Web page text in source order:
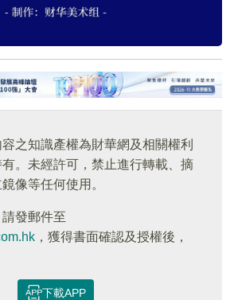
之知識產權為財華網及相關權利
有。未經許可，禁止進行轉載、摘
像等任何使用。
發郵件至
，獲得書面確認及授權後，
下載APP